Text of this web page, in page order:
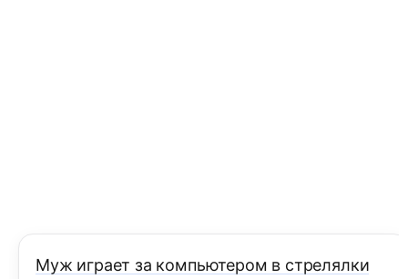
Муж играет за компьютером в стрелялки